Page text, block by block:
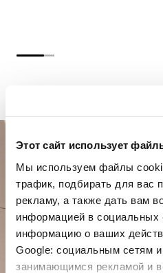
Этот сайт использует
Мы используем файлы
трафик, подбирать для вас
рекламу, а также дать вам
информацией в
информацию о ваших
Google: социальным сетям
занимающимся рекламой и
Спланируйте